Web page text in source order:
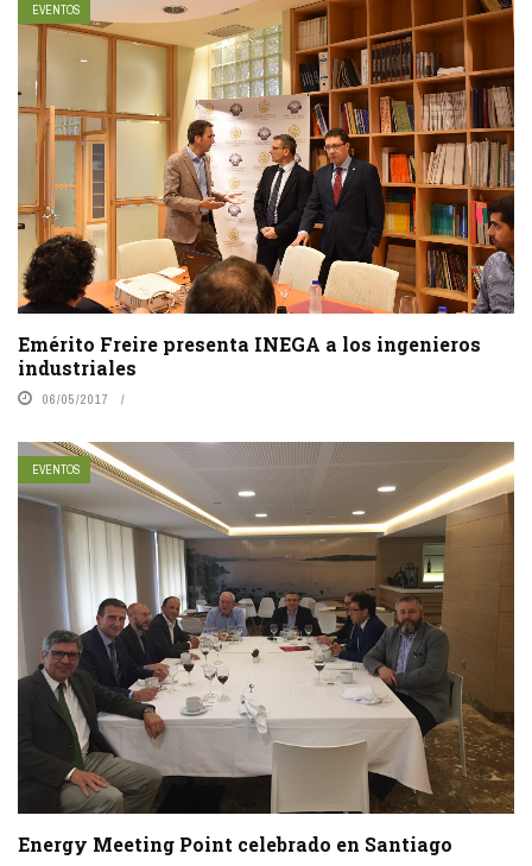
EVENTOS
Emérito Freire presenta INEGA a los ingenieros
industriales
06/05/2017
EVENTOS
Energy Meeting Point celebrado en Santiago